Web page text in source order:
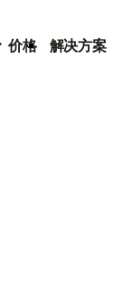
价格 解决方案